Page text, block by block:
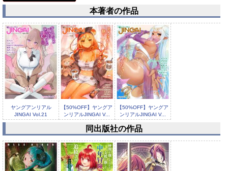
本著者の作品
ヤングアンリアル
JINGAI Vol.21
【50%OFF】ヤングア
ンリアルJINGAI V...
【50%OFF】ヤングア
ンリアルJINGAI V...
同出版社の作品